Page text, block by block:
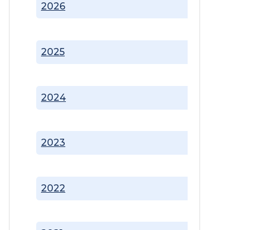
2022
2023
2024
2025
2026